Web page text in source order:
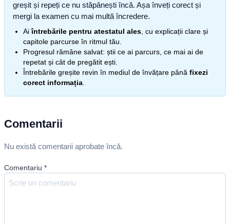
greșit și repeți ce nu stăpânești încă. Așa înveți corect și
mergi la examen cu mai multă încredere.
Aiîntrebările pentru atestatul ales , cu explicații clare și
capitole parcurse în ritmul tău.
Progresul rămâne salvat: știi ce ai parcurs, ce mai ai de
repetat și cât de pregătit ești.
Întrebările greșite revin în mediul de învățare până fixezi
corect informația
Comentarii
Nu există comentarii aprobate încă.
Comentariu *